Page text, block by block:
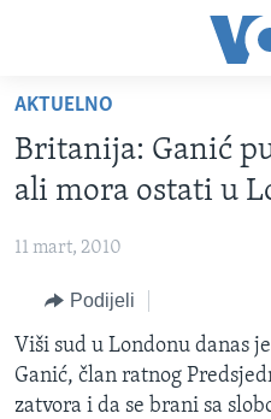
glavni
sadržaj
Pređi
na
glavnu
pretragu
VIDEO
VIJESTI
SJEDINJENE AMERIČKE
BOSNA I HERCEGOVINA
SVIJET
NAUKA I TEHNOLOGIJA
SPECIJALNI PROJEKTI
KORUPCIJA
AKTUELNO
Britanija: Ganić
ali mora ostati u
11 mart, 2010
Podijeli
Viši sud u Londonu danas
Ganić, član ratnog
zatvora i da se brani sa